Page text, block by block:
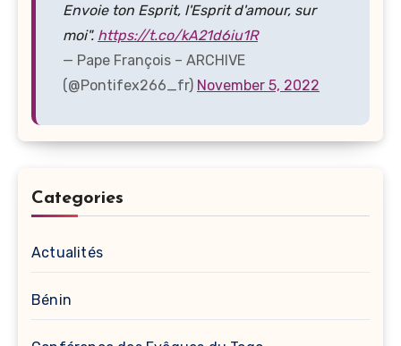
Envoie ton Esprit, l'Esprit d'amour, sur
moi". https://t.co/kA21d6iu1R
— Pape François – ARCHIVE
(@Pontifex266_fr) November 5, 2022
Categories
Actualités
Bénin